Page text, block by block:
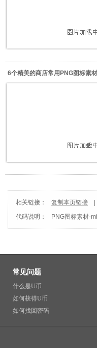
6个精美的商店常用PNG图标素材
相关链接： 复制本页链接
代码说明：
PNG图标素材-
常见问题
什么是U币
如何获得U币
如何找回密码